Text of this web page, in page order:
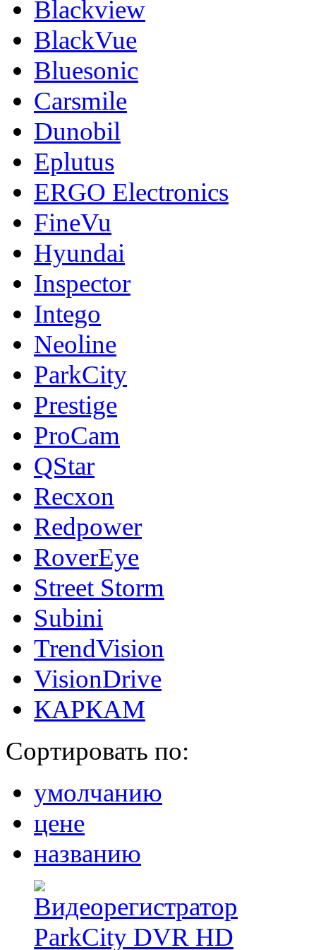
Blackview
BlackVue
Bluesonic
Carsmile
Dunobil
Eplutus
ERGO Electronics
FineVu
Hyundai
Inspector
Intego
Neoline
ParkCity
Prestige
ProCam
QStar
Recxon
Redpower
RoverEye
Street Storm
Subini
TrendVision
VisionDrive
КАРКАМ
Сортировать по:
умолчанию
цене
названию